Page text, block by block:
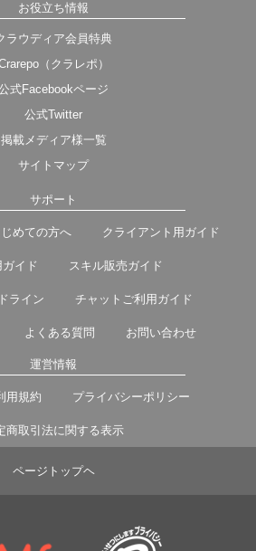
お役立ち情報
ラウディア会員特典
（クラレポ）
式Facebookページ
公式Twitter
掲載メディア様一覧
サイトマップ
サポート
めての方へ クライアント用ガイド
イド スキル販売ガイド
ライン チャットご利用ガイド
よくある質問 お問い合わせ
運営情報
用規約 プライバシーポリシー
商取引法に関する表示
ページトップヘ